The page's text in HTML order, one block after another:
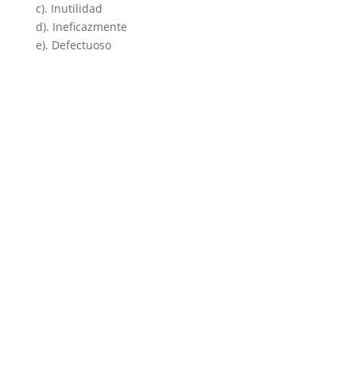
c). Inutilidad
d). Ineficazmente
e). Defectuoso